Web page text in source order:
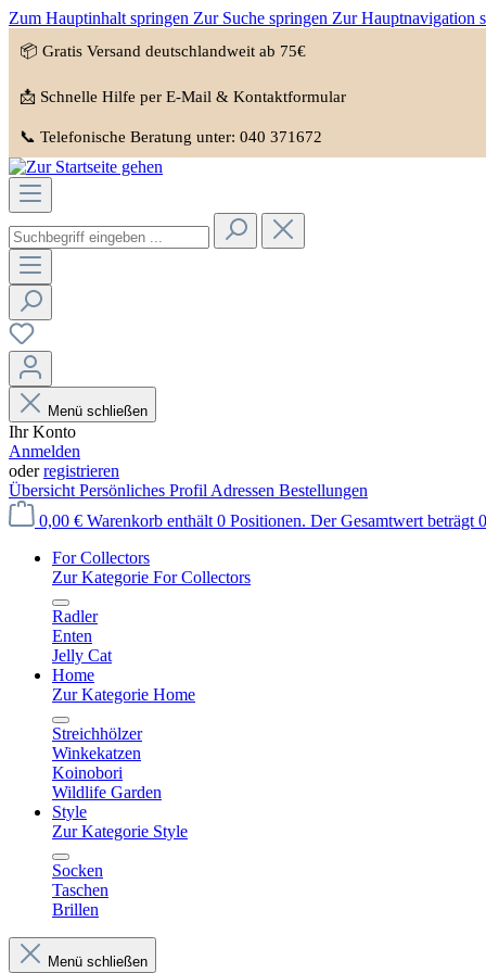
Zum Hauptinhalt springen Zur Suche springen Zur Hauptnavigation
📦 Gratis Versand deutschlandweit ab 75€
📩 Schnelle Hilfe per E-Mail & Kontaktformular
📞 Telefonische Beratung unter: 040 371672
Menü schließen
Ihr Konto
Anmelden
oderregistrieren
Übersicht Persönliches Profil Adressen Bestellungen
0,00 € Warenkorb enthält 0 Positionen. Der Gesamtwert beträgt
For Collectors
Zur Kategorie For Collectors
Radler
Enten
Jelly Cat
Home
Zur Kategorie Home
Streichhölzer
Winkekatzen
Koinobori
Wildlife Garden
Style
Zur Kategorie Style
Socken
Taschen
Brillen
Menü schließen